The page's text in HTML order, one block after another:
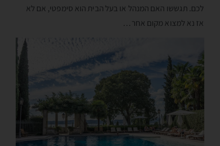
לכם. תגששו האם המנהל או בעל הבית הוא סימפטי, אם לא
אז נא למצוא מקום אחר…